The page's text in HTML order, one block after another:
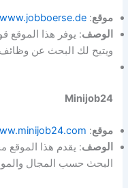
موقع:
www.jobboerse.de
الوصف: يوفر هذا الموقع
ويتيح لك البحث عن
Minijob24
موقع:
الوصف: يقدم هذا
البحث حسب المجال